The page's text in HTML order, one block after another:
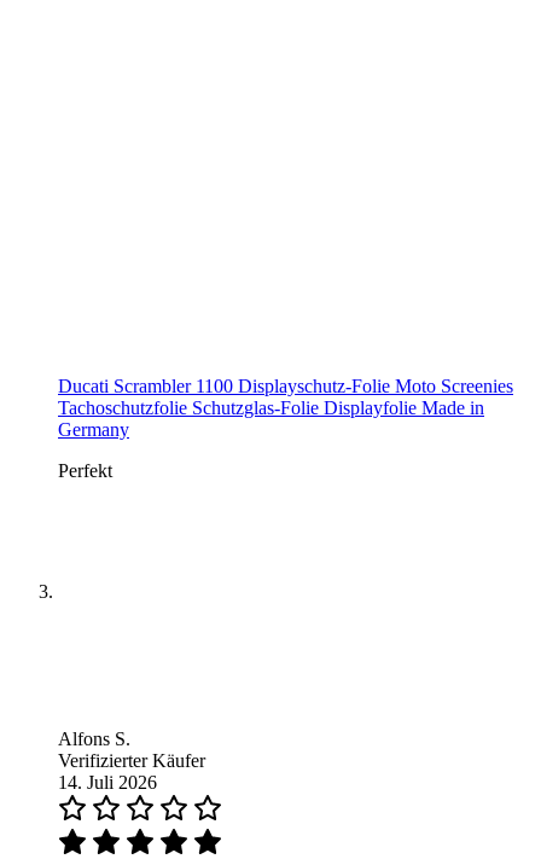
Ducati Scrambler 1100 Displayschutz-Folie Moto Screenies
Tachoschutzfolie Schutzglas-Folie Displayfolie Made in
Germany
Perfekt
Alfons S.
Verifizierter Käufer
14. Juli 2026